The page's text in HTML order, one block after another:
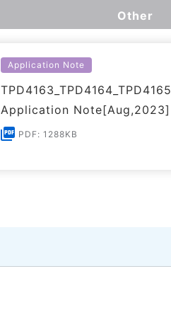
Other
Application Note
TPD4163_TPD4164_TPD4165
Application Note[Aug,2023]
PDF: 1288KB